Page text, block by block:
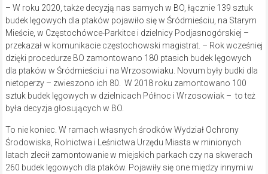
– W roku 2020, także decyzją nas samych w BO, łącznie 139 sztuk
budek lęgowych dla ptaków pojawiło się w Śródmieściu, na Starym
Mieście, w Częstochówce-Parkitce i dzielnicy Podjasnogórskiej –
przekazał w komunikacie częstochowski magistrat. – Rok wcześniej
dzięki procedurze BO zamontowano 180 ptasich budek lęgowych
dla ptaków w Śródmieściu i na Wrzosowiaku. Novum były budki dla
nietoperzy – zwieszono ich 80. W 2018 roku zamontowano 100
sztuk budek lęgowych w dzielnicach Północ i Wrzosowiak – to też
była decyzja głosujących w BO.
To nie koniec. W ramach własnych środków Wydział Ochrony
Środowiska, Rolnictwa i Leśnictwa Urzędu Miasta w minionych
latach zlecił zamontowanie w miejskich parkach czy na skwerach
260 budek lęgowych dla ptaków. Pojawiły się one między innymi w